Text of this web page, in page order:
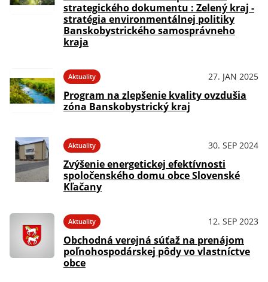
strategického dokumentu : Zelený kraj -
stratégia environmentálnej politiky
Banskobystrického samosprávneho
kraja
Aktuality 27. JAN 2025
Program na zlepšenie kvality ovzdušia
zóna Banskobystrický kraj
Aktuality 30. SEP 2024
Zvýšenie energetickej efektívnosti
spoločenského domu obce Slovenské
Kľačany
Aktuality 12. SEP 2023
Obchodná verejná súťaž na prenájom
poľnohospodárskej pôdy vo vlastníctve
obce